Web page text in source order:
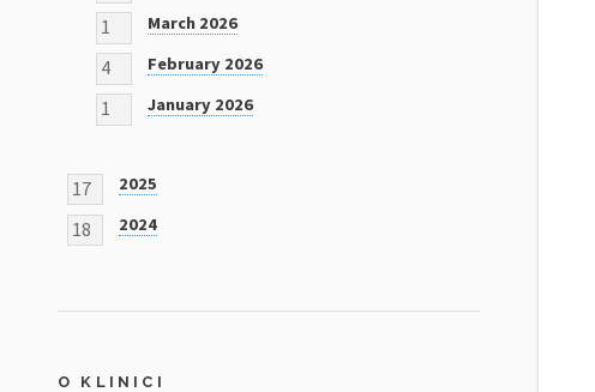
1 March 2026
4 February 2026
1 January 2026
17 2025
18 2024
O KLINICI